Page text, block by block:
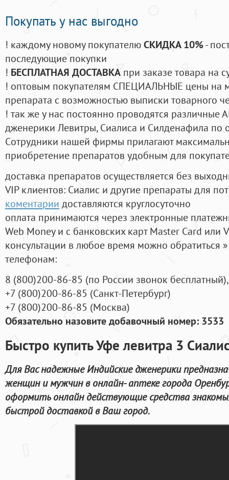
Покупать у нас выгодно
! каждому новому покупателюСКИДКА 10%-
последующие покупки
! БЕСПЛАТНАЯ ДОСТАВКА при заказе товара на
! оптовым покупателям СПЕЦИАЛЬНЫЕ цены на
препарата с возможностью выписки товарного
! так же у нас постоянно проводятся
дженерики Левитры, Сиалиса и Силденафила по
Cотрудники нашей фирмы прилагают
приобретение препаратов удобным для
доставка препаратов осуществляется без
VIP клиентов: Сиалис и другие препараты для
коментарии доставляются круглосуточно
оплата принимаются через электронные
Web Money и с банковских карт Master Card или
консультации в любое время можно обратиться
телефонам:
8 (800)200-86-85 (по России звонок бесплатный),
+7 (800)200-86-85 (Санкт-Петербург)
+7 (800)200-86-85 (Москва)
Обязательно назовите добавочный номер: 3533
Быстро купить Уфе левитра 3
Для Вас надежные Индийские дженерики
женщин и мужчин в онлайн- аптеке города
оформить онлайн действующие средства
быстрой доставкой в Ваш город.